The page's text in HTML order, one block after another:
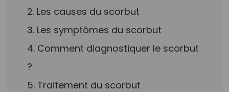
2. Les causes du scorbut
3. Les symptômes du scorbut
4. Comment diagnostiquer le scorbut
?
5. Traitement du scorbut